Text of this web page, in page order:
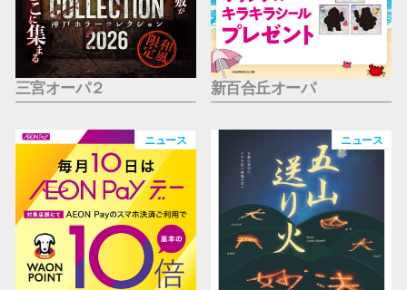
三宮オーパ２ 新百合丘オーパ
ニュース ニュース